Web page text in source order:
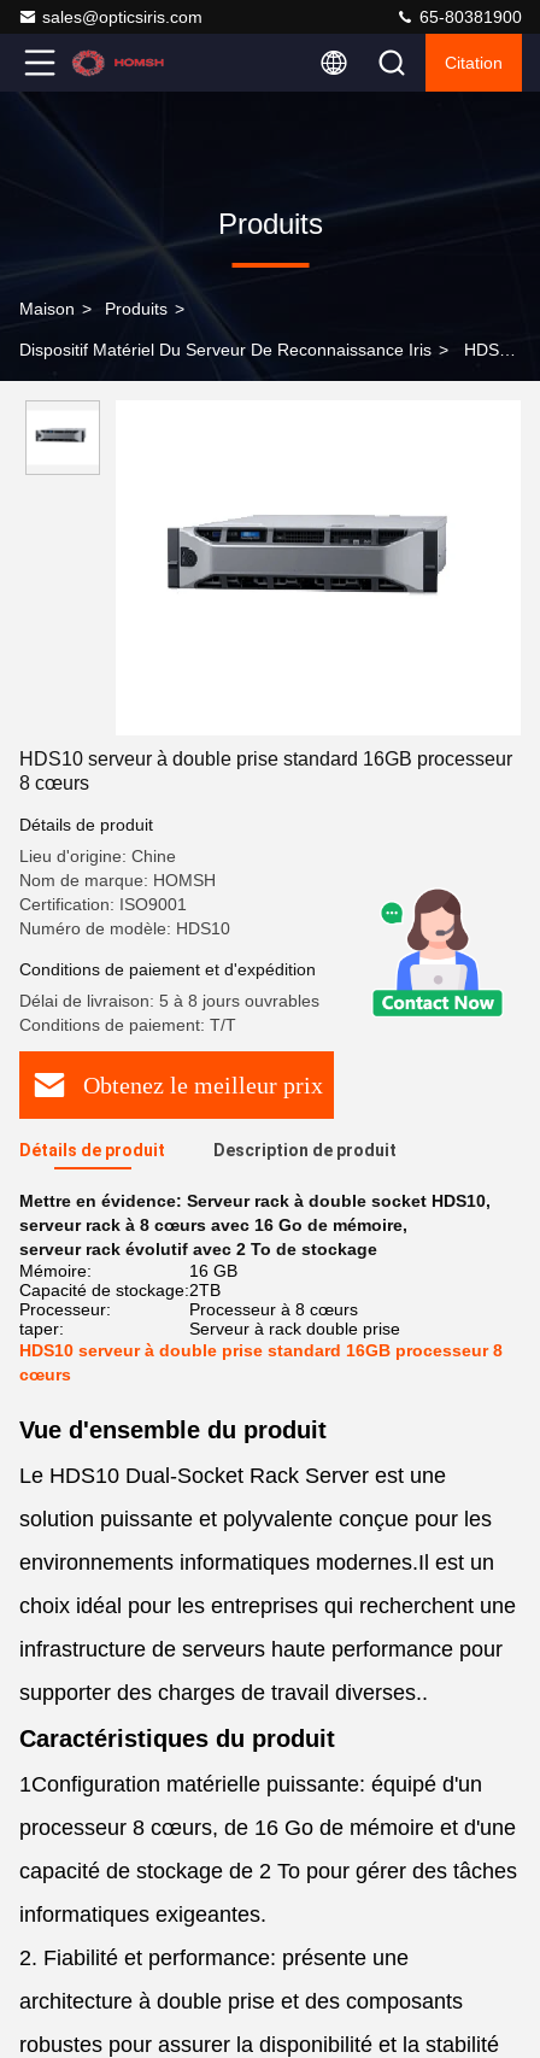
sales@opticsiris.com 65-80381900
Citation
Produits
Maison > Produits >
Dispositif Matériel Du Serveur De Reconnaissance Iris > HDS10
HDS10 serveur à double prise standard 16GB processeur
8 cœurs
Détails de produit
Lieu d'origine: Chine
Nom de marque: HOMSH
Certification: ISO9001
Numéro de modèle: HDS10
Conditions de paiement et d'expédition
Délai de livraison: 5 à 8 jours ouvrables
Conditions de paiement: T/T
Obtenez le meilleur prix
Détails de produit Description de produit
Mettre en évidence: Serveur rack à double socket HDS10,
serveur rack à 8 cœurs avec 16 Go de mémoire,
serveur rack évolutif avec 2 To de stockage
Mémoire:
16 GB
Capacité de stockage:2TB
Processeur:
Processeur à 8 cœurs
taper:
Serveur à rack double prise
HDS10 serveur à double prise standard 16GB processeur 8
cœurs
Vue d'ensemble du produit
Le HDS10 Dual-Socket Rack Server est une
solution puissante et polyvalente conçue pour les
environnements informatiques modernes.Il est un
choix idéal pour les entreprises qui recherchent une
infrastructure de serveurs haute performance pour
supporter des charges de travail diverses..
Caractéristiques du produit
1Configuration matérielle puissante: équipé d'un
processeur 8 cœurs, de 16 Go de mémoire et d'une
capacité de stockage de 2 To pour gérer des tâches
informatiques exigeantes.
2. Fiabilité et performance: présente une
architecture à double prise et des composants
robustes pour assurer la disponibilité et la stabilité